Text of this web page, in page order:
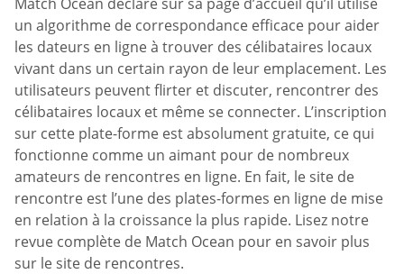
un algorithme de correspondance efficace pour aider
les dateurs en ligne à trouver des célibataires locaux
vivant dans un certain rayon de leur emplacement. Les
utilisateurs peuvent flirter et discuter, rencontrer des
célibataires locaux et même se connecter. L’inscription
sur cette plate-forme est absolument gratuite, ce qui
fonctionne comme un aimant pour de nombreux
amateurs de rencontres en ligne. En fait, le site de
rencontre est l’une des plates-formes en ligne de mise
en relation à la croissance la plus rapide. Lisez notre
revue complète de Match Ocean pour en savoir plus
sur le site de rencontres.